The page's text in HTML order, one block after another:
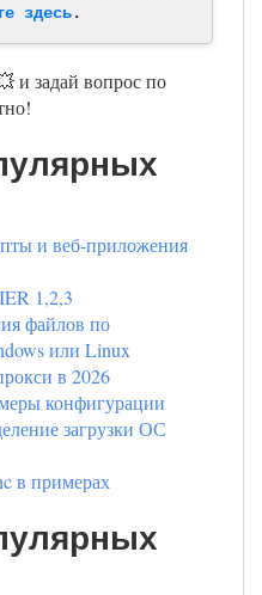
здесь.
и задай вопрос по
и веб-приложения
1,2,3
файлов по
или Linux
в 2026
конфигурации
загрузки ОС
в примерах